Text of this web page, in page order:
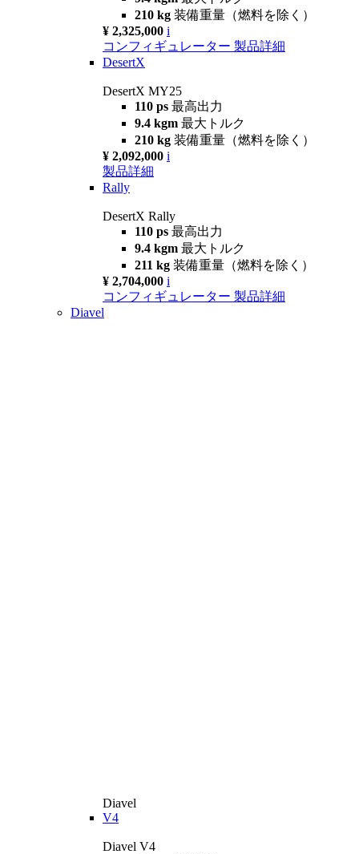
210 kg 装備重量（燃料を除く）
¥ 2,325,000 i
コンフィギュレーター 製品詳細
DesertX
DesertX MY25
110 ps 最高出力
9.4 kgm 最大トルク
210 kg 装備重量（燃料を除く）
¥ 2,092,000 i
製品詳細
Rally
DesertX Rally
110 ps 最高出力
9.4 kgm 最大トルク
211 kg 装備重量（燃料を除く）
¥ 2,704,000 i
コンフィギュレーター 製品詳細
Diavel
Diavel
V4
Diavel V4